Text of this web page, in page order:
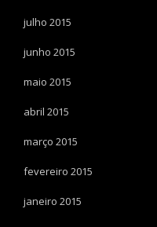
julho 2015
junho 2015
maio 2015
abril 2015
março 2015
fevereiro 2015
janeiro 2015